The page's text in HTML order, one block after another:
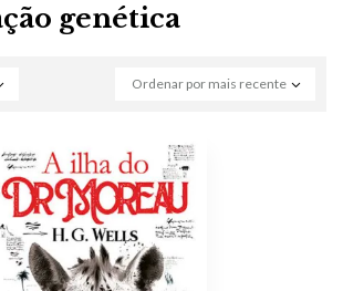
genética
Ordenar por mais recente